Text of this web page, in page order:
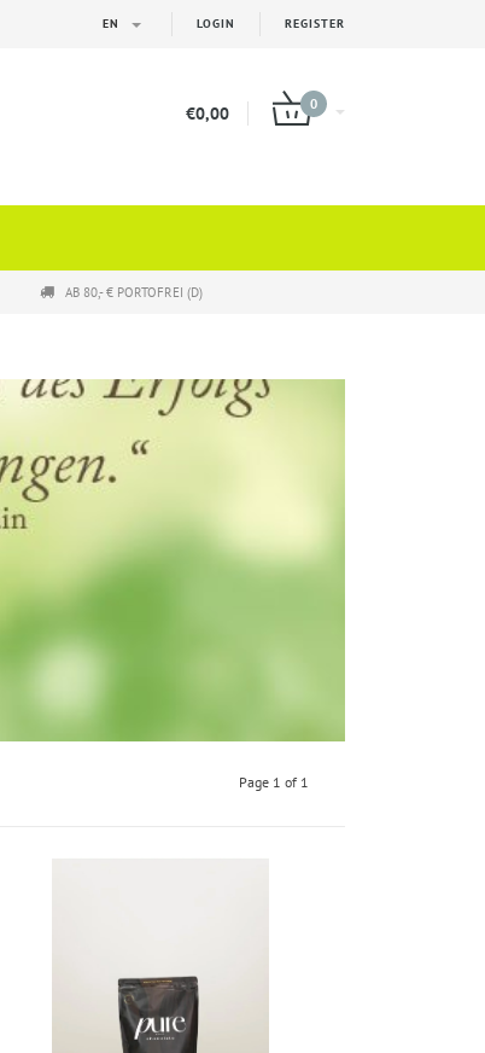
LOGIN REGISTER
EN
€0,00 0
AB 80,- € PORTOFREI (D)
Page 1 of 1